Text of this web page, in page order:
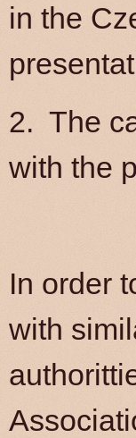
in the
2. The
with the
In order
with